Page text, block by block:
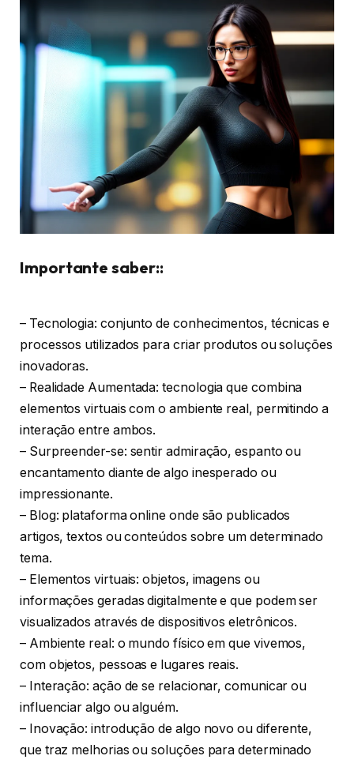
Importante saber::
– Tecnologia: conjunto de conhecimentos, técnicas e
processos utilizados para criar produtos ou soluções
inovadoras.
– Realidade Aumentada: tecnologia que combina
elementos virtuais com o ambiente real, permitindo a
interação entre ambos.
– Surpreender-se: sentir admiração, espanto ou
encantamento diante de algo inesperado ou
impressionante.
– Blog: plataforma online onde são publicados
artigos, textos ou conteúdos sobre um determinado
tema.
– Elementos virtuais: objetos, imagens ou
informações geradas digitalmente e que podem ser
visualizados através de dispositivos eletrônicos.
– Ambiente real: o mundo físico em que vivemos,
com objetos, pessoas e lugares reais.
– Interação: ação de se relacionar, comunicar ou
influenciar algo ou alguém.
– Inovação: introdução de algo novo ou diferente,
que traz melhorias ou soluções para determinado